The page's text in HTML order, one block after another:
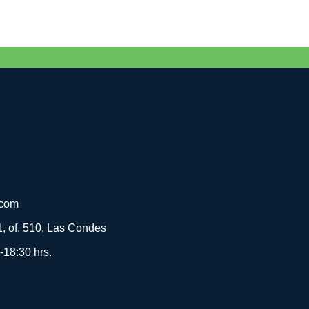
of. 510, Las Condes
hrs.